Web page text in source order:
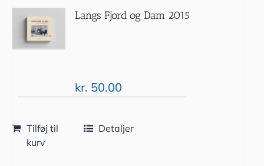
Langs Fjord og Dam 2015
kr. 50.00
Tilføj til
kurv
Detaljer